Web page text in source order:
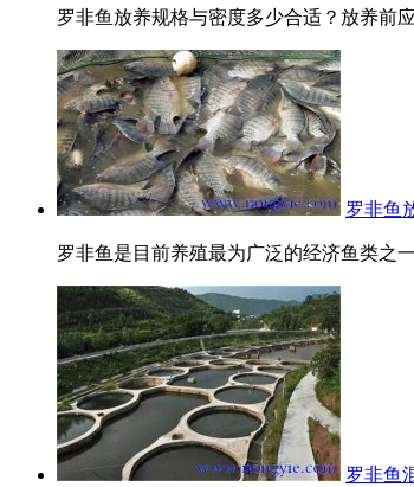
罗非鱼放养规格与密度多少合适？放养前
罗非鱼
罗非鱼是目前养殖最为广泛的经济鱼类之
罗非鱼